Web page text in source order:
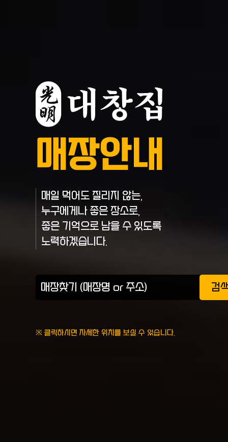
매장안내
매일 먹어도 질리지 않는,
누구에게나 좋은 장소로,
좋은 기억으로 남을 수 있도록
노력하겠습니다.
검
※ 클릭하시면 자세한 위치를 보실 수 있습니다.